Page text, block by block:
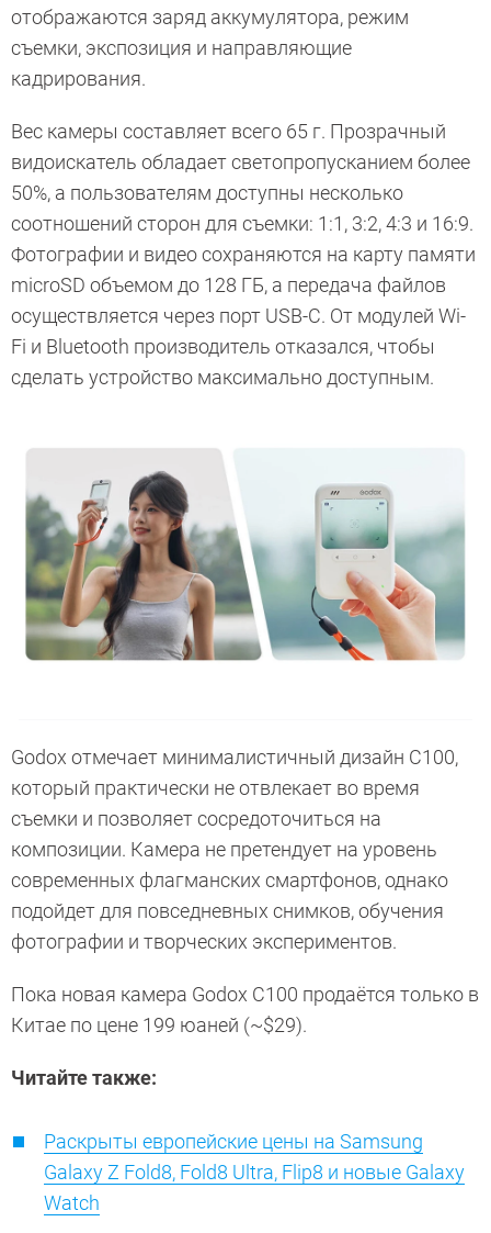
отображаются заряд аккумулятора, режим
съемки, экспозиция и направляющие
кадрирования.
Вес камеры составляет всего 65 г. Прозрачный
видоискатель обладает светопропусканием более
50%, а пользователям доступны несколько
соотношений сторон для съемки: 1:1, 3:2, 4:3 и 16:9.
Фотографии и видео сохраняются на карту памяти
microSD объемом до 128 ГБ, а передача файлов
осуществляется через порт USB-C. От модулей Wi-
Fi и Bluetooth производитель отказался, чтобы
сделать устройство максимально доступным.
Godox отмечает минималистичный дизайн C100,
который практически не отвлекает во время
съемки и позволяет сосредоточиться на
композиции. Камера не претендует на уровень
современных флагманских смартфонов, однако
подойдет для повседневных снимков, обучения
фотографии и творческих экспериментов.
Пока новая камера Godox C100 продаётся только в
Китае по цене 199 юаней (~$29).
Читайте также:
Раскрыты европейские цены на Samsung
Galaxy Z Fold8, Fold8 Ultra, Flip8 и новые Galaxy
Watch